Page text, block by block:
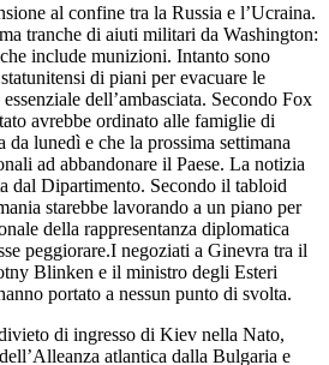
al confine tra la Russia e l’Ucraina.
tranche di aiuti militari da Washington:
include munizioni. Intanto sono
di piani per evacuare le
dell’ambasciata. Secondo Fox
avrebbe ordinato alle famiglie di
da lunedì e che la prossima settimana
ad abbandonare il Paese. La notizia
dal Dipartimento. Secondo il tabloid
starebbe lavorando a un piano per
della rappresentanza diplomatica
peggiorare.I negoziati a Ginevra tra il
Blinken e il ministro degli Esteri
portato a nessun punto di svolta.
di ingresso di Kiev nella Nato,
atlantica dalla Bulgaria e